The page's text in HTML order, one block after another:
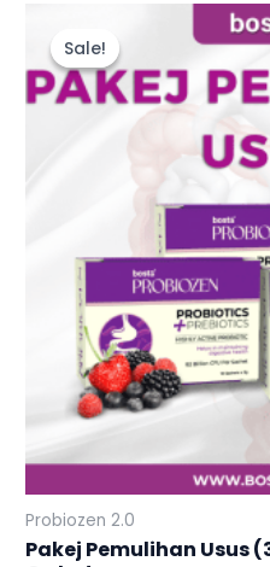
Sale!
Sale!
Probiozen 2.0
Pakej Pemulihan Usus
was:
RM267.00.
Current
price